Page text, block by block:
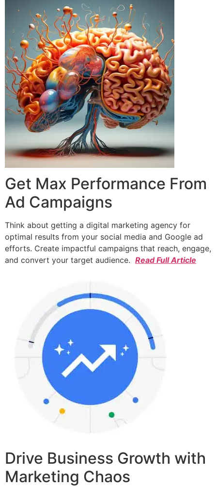
Get Max Performance From
Ad Campaigns
Think about getting a digital marketing agency for
optimal results from your social media and Google ad
efforts. Create impactful campaigns that reach, engage,
and convert your target audience. Read Full Article
Drive Business Growth with
Marketing Chaos